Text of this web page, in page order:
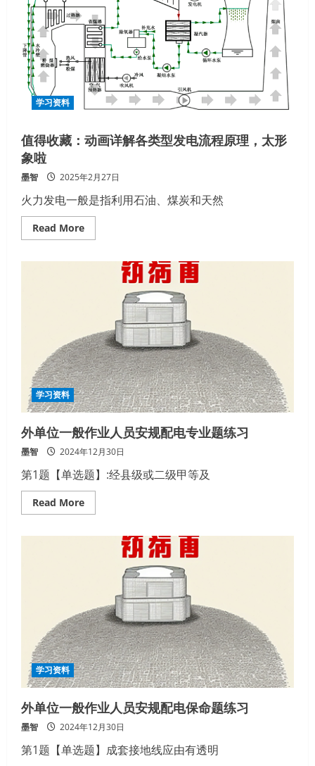
收
集
整
理
学习资料
值得收藏：动画详解各类型发电流程原理，太形
象啦
墨智 2025年2月27日
火力发电一般是指利用石油、煤炭和天然
Read MoreRead
more
各
类
型
发
电
流
程
原
理，
太
形
象
啦
学习资料
外单位一般作业人员安规配电专业题练习
墨智 2024年12月30日
第1题【单选题】:经县级或二级甲等及
Read MoreRead
more
员
安
规
配
电
专
业
题
练
习
学习资料
外单位一般作业人员安规配电保命题练习
墨智 2024年12月30日
第1题【单选题】成套接地线应由有透明